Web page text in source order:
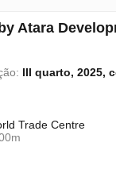
Atara
III quarto, 2025,
Trade Centre